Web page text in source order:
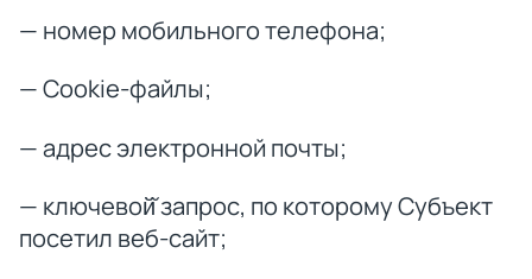
— номер мобильного телефона;
— Cookie-файлы;
— адрес электронной почты;
— ключевой̆ запрос, по которому Субъект
посетил веб-сайт;